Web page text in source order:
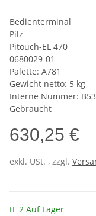
Bedienterminal
Pilz
Pitouch-EL 470
0680029-01
Palette: A781
Gewicht netto: 5 kg
Interne Nummer:
Gebraucht
630,25 €
exkl. USt. , zzgl.
2 Auf Lager